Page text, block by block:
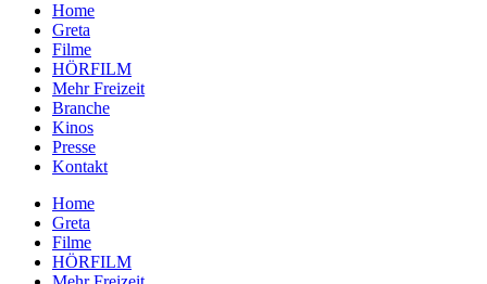
Home
Greta
Filme
HÖRFILM
Mehr Freizeit
Branche
Kinos
Presse
Kontakt
Home
Greta
Filme
HÖRFILM